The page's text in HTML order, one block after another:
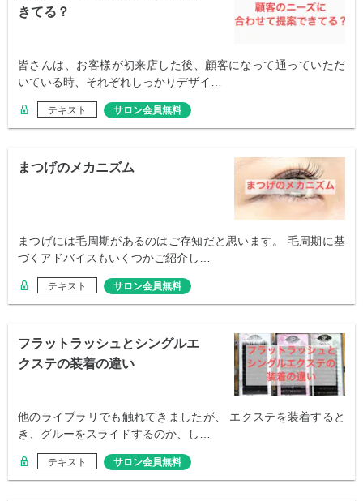
きてる？
皆さんは、お客様が初来店した後、顧客になって通っていただ
いている時、それぞれしっかりデザイ…
テキスト サロン会員無料
まつげのメカニズム
まつげには毛周期があるのはご存知だと思います。 毛周期に基
づくアドバイスもいくつかご紹介し…
テキスト サロン会員無料
フラットラッシュとシングルエ
クステの装着の違い
他のライブラリでも触れてきましたが、 エクステを装着すると
き、グルーをスライドするのか、し…
テキスト サロン会員無料